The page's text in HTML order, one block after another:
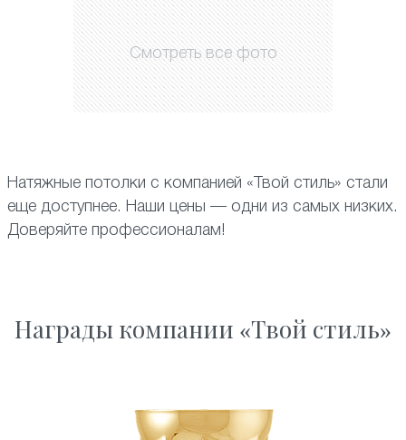
Смотреть все фото
Натяжные потолки с компанией «Твой стиль» стали
еще доступнее. Наши цены — одни из самых низких.
Доверяйте профессионалам!
Награды компании «Твой стиль»